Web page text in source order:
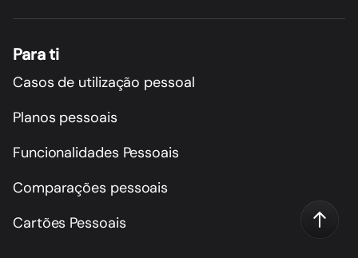
Para ti
Casos de utilização pessoal
Planos pessoais
Funcionalidades Pessoais
Comparações pessoais
Cartões Pessoais